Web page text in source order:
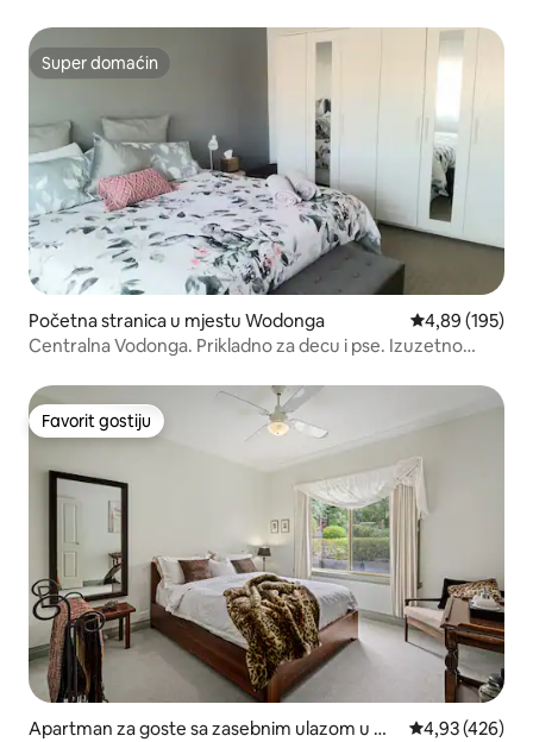
Super domaćin
Super domaćin
Početna stranica u mjestu Wodonga prosječna
4,89 (195)
Centralna Vodonga. Prikladno za decu i pse. Izuzetno
Favorit gostiju
Favorit gostiju
Apartman za goste sa zasebnim ulazom u mj
prosječna
4,93 (426)